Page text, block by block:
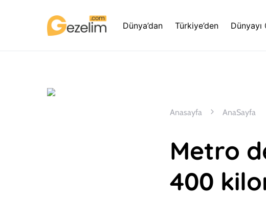
Dünya’dan Türkiye’den
Anasayfa AnaSayfa
Metro
400